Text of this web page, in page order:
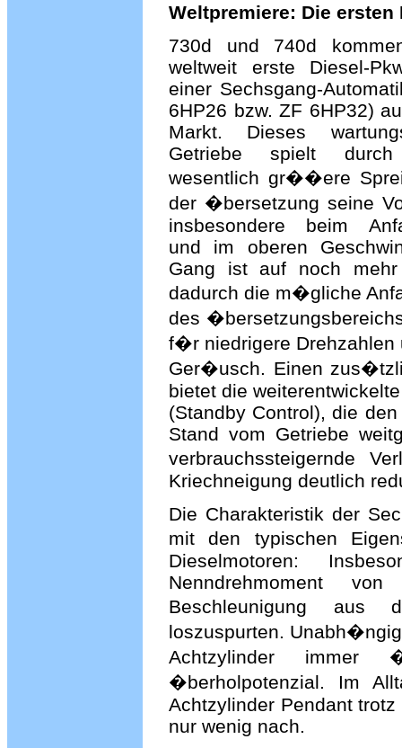
Weltpremiere: Die
730d und 740d
weltweit erste Diesel-
einer Sechsgang-
6HP26 bzw. ZF 6HP32)
Markt. Dieses
Getriebe spielt
wesentlich gr��ere
der �bersetzung seine
insbesondere beim
und im oberen
Gang ist auf noch mehr
dadurch die m�gliche
des
f�r niedrigere Drehzahlen
Ger�usch. Einen
bietet die
(Standby Control), die
Stand vom Getriebe
verbrauchssteigernde
Kriechneigung deutlich
Die Charakteristik der
mit den typischen
Dieselmotoren:
Nenndrehmoment
Beschleunigung aus
loszuspurten.
Achtzylinder immer
�berholpotenzial. Im
Achtzylinder Pendant
nur wenig nach.